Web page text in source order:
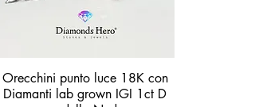
Vista rapida
Orecchini punto luce 18K con
Diamanti lab grown IGI 1ct D